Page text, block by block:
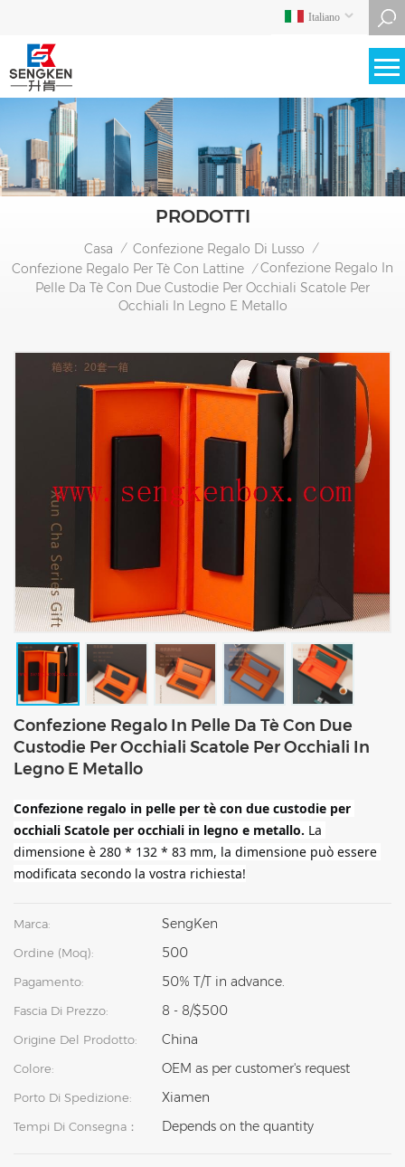
Italiano
PRODOTTI
Casa / Confezione Regalo Di Lusso /
Confezione Regalo Per Tè Con Lattine / Confezione Regalo In
Pelle Da Tè Con Due Custodie Per Occhiali Scatole Per
Occhiali In Legno E Metallo
Confezione Regalo In Pelle Da Tè Con Due
Custodie Per Occhiali Scatole Per Occhiali In
Legno E Metallo
Confezione regalo in pelle per tè con due custodie per
occhiali Scatole per occhiali in legno e metallo. La
dimensione è 280 * 132 * 83 mm, la dimensione può essere
modificata secondo la vostra richiesta!
Marca: SengKen
Ordine (moq): 500
Pagamento: 50% T/T in advance.
Fascia Di Prezzo: 8 - 8/$500
Origine Del Prodotto: China
Colore: OEM as per customer's request
Porto Di Spedizione: Xiamen
Tempi Di Consegna： Depends on the quantity